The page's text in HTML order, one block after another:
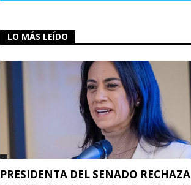
LO MÁS LEÍDO
PRESIDENTA DEL SENADO RECHAZA